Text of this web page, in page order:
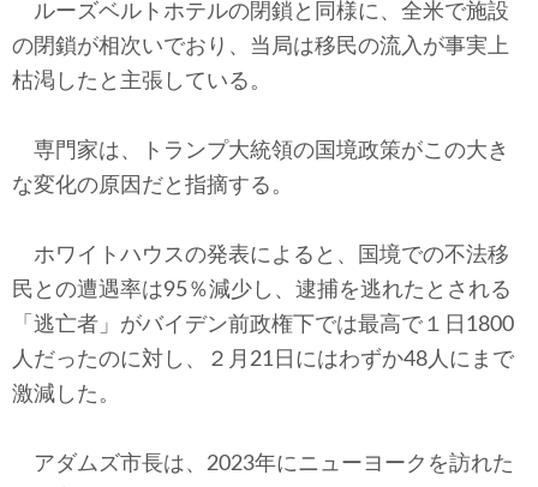
ルーズベルトホテルの閉鎖と同様に、全米で施設
の閉鎖が相次いでおり、当局は移民の流入が事実上
枯渇したと主張している。
専門家は、トランプ大統領の国境政策がこの大き
な変化の原因だと指摘する。
ホワイトハウスの発表によると、国境での不法移
民との遭遇率は95％減少し、逮捕を逃れたとされる
「逃亡者」がバイデン前政権下では最高で１日1800
人だったのに対し、２月21日にはわずか48人にまで
激減した。
アダムズ市長は、2023年にニューヨークを訪れた